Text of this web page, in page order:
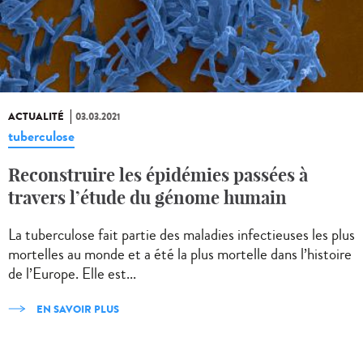
ACTUALITÉ 03.03.2021
tuberculose
Reconstruire les épidémies passées à
travers l’étude du génome humain
La tuberculose fait partie des maladies infectieuses les plus
mortelles au monde et a été la plus mortelle dans l’histoire
de l’Europe. Elle est...
EN SAVOIR PLUS